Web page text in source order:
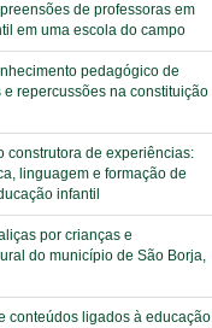
de professoras em
em uma escola do campo
pedagógico de
repercussões na constituição
construtora de experiências:
linguagem e formação de
infantil
por crianças e
do município de São Borja,
conteúdos ligados à educação